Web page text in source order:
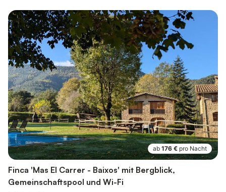
ab 176 € pro Nacht
Finca 'Mas El Carrer - Baixos' mit Bergblick,
Gemeinschaftspool und Wi-Fi